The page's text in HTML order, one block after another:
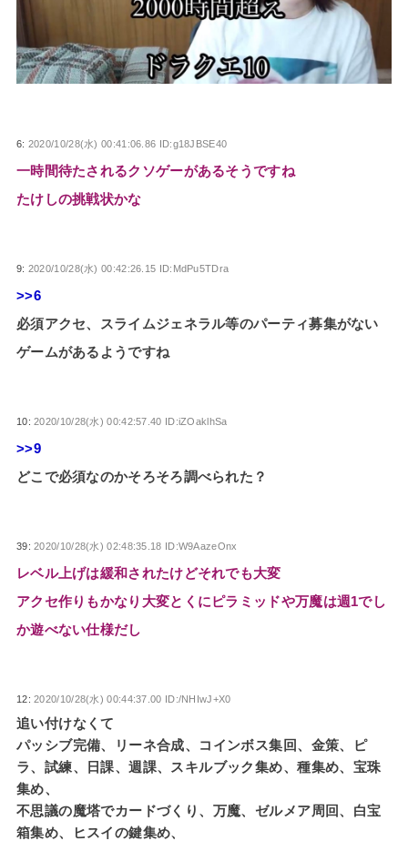
6: 2020/10/28(水) 00:41:06.86 ID:g18JBSE40
一時間待たされるクソゲーがあるそうですね
たけしの挑戦状かな
9: 2020/10/28(水) 00:42:26.15 ID:MdPu5TDra
>>6
必須アクセ、スライムジェネラル等のパーティ募集がない
ゲームがあるようですね
10:2020/10/28(水) 00:42:57.40 ID:iZOaklhSa
>>9
どこで必須なのかそろそろ調べられた？
39:2020/10/28(水) 02:48:35.18 ID:W9AazeOnx
レベル上げは緩和されたけどそれでも大変
アクセ作りもかなり大変とくにピラミッドや万魔は週1でし
か遊べない仕様だし
12:2020/10/28(水) 00:44:37.00 ID:/NHIwJ+X0
追い付けなくて
パッシブ完備、リーネ合成、コインボス集回、金策、ピ
ラ、試練、日課、週課、スキルブック集め、種集め、宝珠
集め、
不思議の魔塔でカードづくり、万魔、ゼルメア周回、白宝
箱集め、ヒスイの鍵集め、